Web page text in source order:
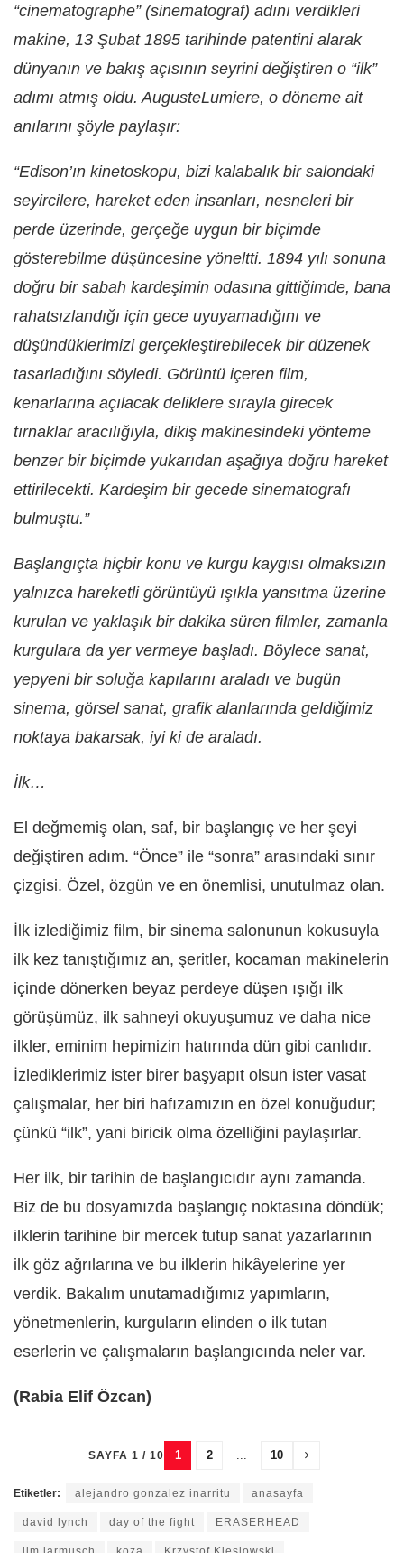
“cinematographe” (sinematograf) adını verdikleri
makine, 13 Şubat 1895 tarihinde patentini alarak
dünyanın ve bakış açısının seyrini değiştiren o “ilk”
adımı atmış oldu. AugusteLumiere, o döneme ait
anılarını şöyle paylaşır:
“Edison’ın kinetoskopu, bizi kalabalık bir salondaki
seyircilere, hareket eden insanları, nesneleri bir
perde üzerinde, gerçeğe uygun bir biçimde
gösterebilme düşüncesine yöneltti. 1894 yılı sonuna
doğru bir sabah kardeşimin odasına gittiğimde, bana
rahatsızlandığı için gece uyuyamadığını ve
düşündüklerimizi gerçekleştirebilecek bir düzenek
tasarladığını söyledi. Görüntü içeren film,
kenarlarına açılacak deliklere sırayla girecek
tırnaklar aracılığıyla, dikiş makinesindeki yönteme
benzer bir biçimde yukarıdan aşağıya doğru hareket
ettirilecekti. Kardeşim bir gecede sinematografı
bulmuştu.”
Başlangıçta hiçbir konu ve kurgu kaygısı olmaksızın
yalnızca hareketli görüntüyü ışıkla yansıtma üzerine
kurulan ve yaklaşık bir dakika süren filmler, zamanla
kurgulara da yer vermeye başladı. Böylece sanat,
yepyeni bir soluğa kapılarını araladı ve bugün
sinema, görsel sanat, grafik alanlarında geldiğimiz
noktaya bakarsak, iyi ki de araladı.
İlk…
El değmemiş olan, saf, bir başlangıç ve her şeyi
değiştiren adım. “Önce” ile “sonra” arasındaki sınır
çizgisi. Özel, özgün ve en önemlisi, unutulmaz olan.
İlk izlediğimiz film, bir sinema salonunun kokusuyla
ilk kez tanıştığımız an, şeritler, kocaman makinelerin
içinde dönerken beyaz perdeye düşen ışığı ilk
görüşümüz, ilk sahneyi okuyuşumuz ve daha nice
ilkler, eminim hepimizin hatırında dün gibi canlıdır.
İzlediklerimiz ister birer başyapıt olsun ister vasat
çalışmalar, her biri hafızamızın en özel konuğudur;
çünkü “ilk”, yani biricik olma özelliğini paylaşırlar.
Her ilk, bir tarihin de başlangıcıdır aynı zamanda.
Biz de bu dosyamızda başlangıç noktasına döndük;
ilklerin tarihine bir mercek tutup sanat yazarlarının
ilk göz ağrılarına ve bu ilklerin hikâyelerine yer
verdik. Bakalım unutamadığımız yapımların,
yönetmenlerin, kurguların elinden o ilk tutan
eserlerin ve çalışmaların başlangıcında neler var.
(Rabia Elif Özcan)
SAYFA 1 / 10 1 2 ... 10
Etiketler: alejandro gonzalez inarritu anasayfa
david lynch day of the fight ERASERHEAD